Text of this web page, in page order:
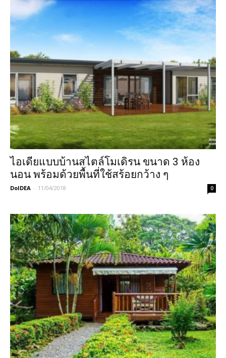
ไอเดียแบบบ้านสไตล์โมเดิรน ขนาด 3 ห้อง
นอน พร้อมด้วยพื้นที่ใช้สร้อยกว้าง ๆ
DoIDEA - 11/04/2018 0